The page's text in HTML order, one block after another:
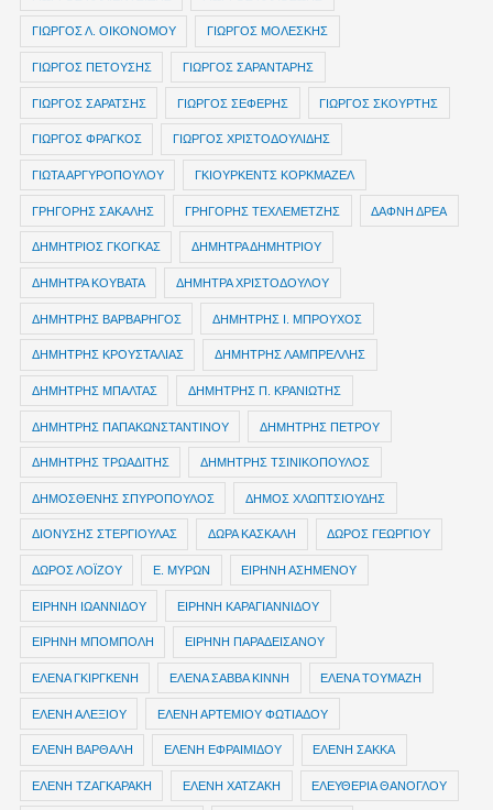
ΓΙΩΡΓΟΣ Λ. ΟΙΚΟΝΟΜΟΥ ΓΙΩΡΓΟΣ ΜΟΛΕΣΚΗΣ
ΓΙΩΡΓΟΣ ΠΕΤΟΥΣΗΣ ΓΙΩΡΓΟΣ ΣΑΡΑΝΤΑΡΗΣ
ΓΙΩΡΓΟΣ ΣΑΡΑΤΣΗΣ ΓΙΩΡΓΟΣ ΣΕΦΕΡΗΣ ΓΙΩΡΓΟΣ ΣΚΟΥΡΤΗΣ
ΓΙΩΡΓΟΣ ΦΡΑΓΚΟΣ ΓΙΩΡΓΟΣ ΧΡΙΣΤΟΔΟΥΛΙΔΗΣ
ΓΙΩΤΑ ΑΡΓΥΡΟΠΟΥΛΟΥ ΓΚΙΟΥΡΚΕΝΤΣ ΚΟΡΚΜΑΖΕΛ
ΓΡΗΓΟΡΗΣ ΣΑΚΑΛΗΣ ΓΡΗΓΟΡΗΣ ΤΕΧΛΕΜΕΤΖΗΣ ΔΑΦΝΗ ΔΡΕΑ
ΔΗΜΗΤΡIOΣ ΓΚΟΓΚΑΣ ΔΗΜΗΤΡΑ ΔΗΜΗΤΡΙΟΥ
ΔΗΜΗΤΡΑ ΚΟΥΒΑΤΑ ΔΗΜΗΤΡΑ ΧΡΙΣΤΟΔΟΥΛΟΥ
ΔΗΜΗΤΡΗΣ ΒΑΡΒΑΡΗΓΟΣ ΔΗΜΗΤΡΗΣ Ι. ΜΠΡΟΥΧΟΣ
ΔΗΜΗΤΡΗΣ ΚΡΟΥΣΤΑΛΙΑΣ ΔΗΜΗΤΡΗΣ ΛΑΜΠΡΕΛΛΗΣ
ΔΗΜΗΤΡΗΣ ΜΠΑΛΤΑΣ ΔΗΜΗΤΡΗΣ Π. ΚΡΑΝΙΩΤΗΣ
ΔΗΜΗΤΡΗΣ ΠΑΠΑΚΩΝΣΤΑΝΤΙΝΟΥ ΔΗΜΗΤΡΗΣ ΠΕΤΡΟΥ
ΔΗΜΗΤΡΗΣ ΤΡΩΑΔΙΤΗΣ ΔΗΜΗΤΡΗΣ ΤΣΙΝΙΚΟΠΟΥΛΟΣ
ΔΗΜΟΣΘΕΝΗΣ ΣΠΥΡΟΠΟΥΛΟΣ ΔΗΜΟΣ ΧΛΩΠΤΣΙΟΥΔΗΣ
ΔΙΟΝΥΣΗΣ ΣΤΕΡΓΙΟΥΛΑΣ ΔΩΡΑ ΚΑΣΚΑΛΗ ΔΩΡΟΣ ΓΕΩΡΓΙΟΥ
ΔΩΡΟΣ ΛΟΪΖΟΥ Ε. ΜΥΡΩΝ ΕΙΡΗΝΗ ΑΣΗΜΕΝΟΥ
ΕΙΡΗΝΗ ΙΩΑΝΝΙΔΟΥ ΕΙΡΗΝΗ ΚΑΡΑΓΙΑΝΝΙΔΟΥ
ΕΙΡΗΝΗ ΜΠΟΜΠΟΛΗ ΕΙΡΗΝΗ ΠΑΡΑΔΕΙΣΑΝΟΥ
ΕΛΕΝΑ ΓΚΙΡΓΚΕΝΗ ΕΛΕΝΑ ΣΑΒΒΑ ΚΙΝΝΗ ΕΛΕΝΑ ΤΟΥΜΑΖΗ
ΕΛΕΝΗ ΑΛΕΞΙΟΥ ΕΛΕΝΗ ΑΡΤΕΜΙΟΥ ΦΩΤΙΑΔΟΥ
ΕΛΕΝΗ ΒΑΡΘΑΛΗ ΕΛΕΝΗ ΕΦΡΑΙΜΙΔΟΥ ΕΛΕΝΗ ΣΑΚΚΑ
ΕΛΕΝΗ ΤΖΑΓΚΑΡΑΚΗ ΕΛΕΝΗ ΧΑΤΖΑΚΗ ΕΛΕΥΘΕΡΙΑ ΘΑΝΟΓΛΟΥ